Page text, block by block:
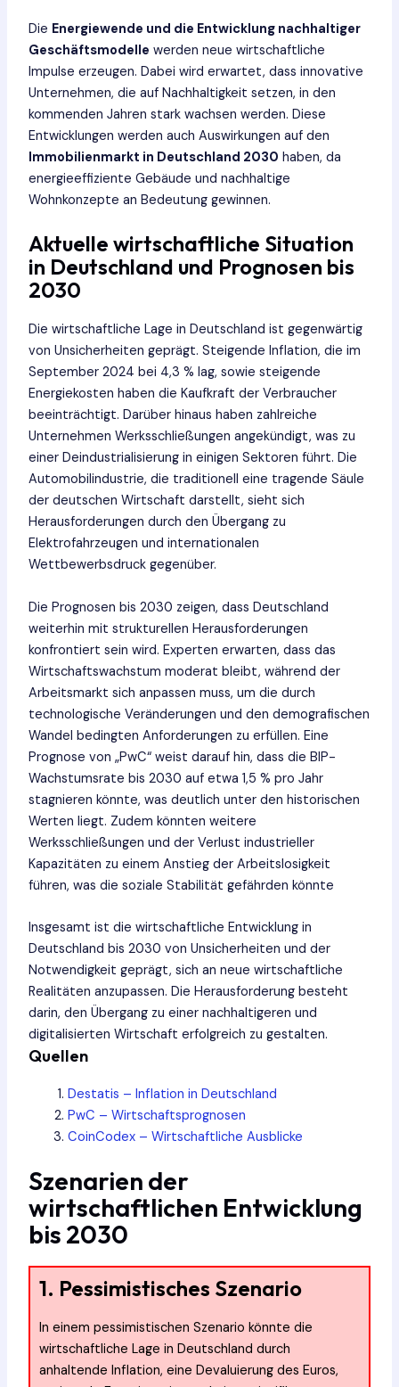
Die Energiewende und die Entwicklung nachhaltiger
Geschäftsmodelle werden neue wirtschaftliche
Impulse erzeugen. Dabei wird erwartet, dass innovative
Unternehmen, die auf Nachhaltigkeit setzen, in den
kommenden Jahren stark wachsen werden. Diese
Entwicklungen werden auch Auswirkungen auf den
Immobilienmarkt in Deutschland 2030 haben, da
energieeffiziente Gebäude und nachhaltige
Wohnkonzepte an Bedeutung gewinnen.
Aktuelle wirtschaftliche Situation
in Deutschland und Prognosen bis
2030
Die wirtschaftliche Lage in Deutschland ist gegenwärtig
von Unsicherheiten geprägt. Steigende Inflation, die im
September 2024 bei 4,3 % lag, sowie steigende
Energiekosten haben die Kaufkraft der Verbraucher
beeinträchtigt​. Darüber hinaus haben zahlreiche
Unternehmen Werksschließungen angekündigt, was zu
einer Deindustrialisierung in einigen Sektoren führt. Die
Automobilindustrie, die traditionell eine tragende Säule
der deutschen Wirtschaft darstellt, sieht sich
Herausforderungen durch den Übergang zu
Elektrofahrzeugen und internationalen
Wettbewerbsdruck gegenüber​.
Die Prognosen bis 2030 zeigen, dass Deutschland
weiterhin mit strukturellen Herausforderungen
konfrontiert sein wird. Experten erwarten, dass das
Wirtschaftswachstum moderat bleibt, während der
Arbeitsmarkt sich anpassen muss, um die durch
technologische Veränderungen und den demografischen
Wandel bedingten Anforderungen zu erfüllen. Eine
Prognose von „PwC“ weist darauf hin, dass die BIP-
Wachstumsrate bis 2030 auf etwa 1,5 % pro Jahr
stagnieren könnte, was deutlich unter den historischen
Werten liegt​. Zudem könnten weitere
Werksschließungen und der Verlust industrieller
Kapazitäten zu einem Anstieg der Arbeitslosigkeit
führen, was die soziale Stabilität gefährden könnte​
Insgesamt ist die wirtschaftliche Entwicklung in
Deutschland bis 2030 von Unsicherheiten und der
Notwendigkeit geprägt, sich an neue wirtschaftliche
Realitäten anzupassen. Die Herausforderung besteht
darin, den Übergang zu einer nachhaltigeren und
digitalisierten Wirtschaft erfolgreich zu gestalten.
Quellen
Destatis – Inflation in Deutschland
PwC – Wirtschaftsprognosen
CoinCodex – Wirtschaftliche Ausblicke
Szenarien der
wirtschaftlichen Entwicklung
bis 2030
1. Pessimistisches Szenario
In einem pessimistischen Szenario könnte die
wirtschaftliche Lage in Deutschland durch
anhaltende Inflation, eine Devaluierung des Euros,